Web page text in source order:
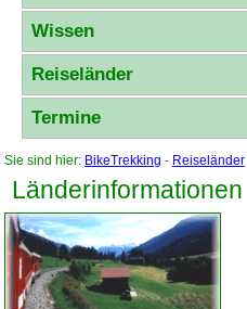
Wissen
Reiseländer
Termine
Sie sind hier: BikeTrekking - Reiseländer
Länderinformationen